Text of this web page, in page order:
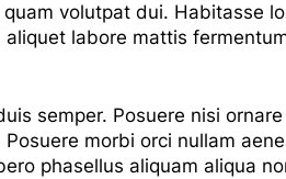
volutpat dui. Habitasse
labore mattis
semper. Posuere nisi
morbi orci nullam
phasellus aliquam aliqua